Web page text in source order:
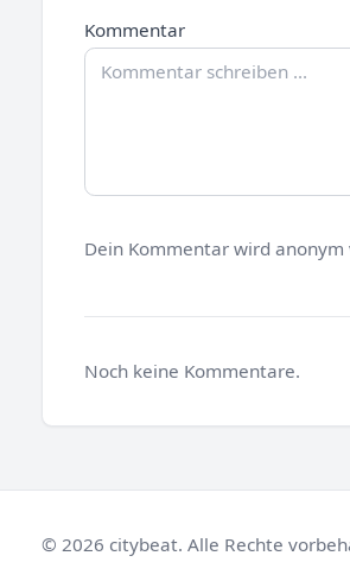
Kommentar
Dein Kommentar wird
Noch keine Kommentare.
© 2026 citybeat. Alle Rechte